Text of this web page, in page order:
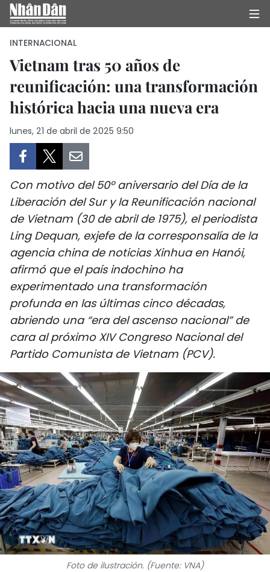
INICIO
POLÍTICA
SALUD - MEDIO AMBIENTE
CULTURA - ENTRETENIMIENTO
INTERNACIONAL
DEPORTES
VIAJES
PUENTE DE AMISTAD
HISTORIAS MULTIMEDIA
FOTOGRAFÍA
¿QUIÉNES SOMOS?
TIẾNG VIỆT
ENGLISH
中文
FRANÇAIS
INTERNACIONAL
Vietnam tras 50 años de
reunificación: una transformación
histórica hacia una nueva era
lunes, 21 de abril de 2025 9:50
Con motivo del 50º aniversario del Día de la
Liberación del Sur y la Reunificación nacional
de Vietnam (30 de abril de 1975), el periodista
Ling Dequan, exjefe de la corresponsalía de la
agencia china de noticias Xinhua en Hanói,
afirmó que el país indochino ha
experimentado una transformación
profunda en las últimas cinco décadas,
abriendo una “era del ascenso nacional” de
cara al próximo XIV Congreso Nacional del
Partido Comunista de Vietnam (PCV).
Foto de ilustración. (Fuente: VNA)